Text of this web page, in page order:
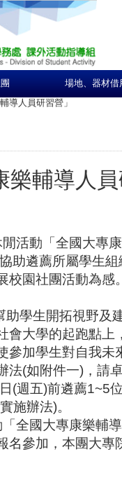
場地、器材借
導人員研習營」
樂輔導人
活動「全國大專
助遴薦所屬學生
校園社團活動為感
學生開拓視野及
會大學的起跑點上
參加學生對自我未
法(如附件一)，請
(週五)前遴薦1~5
施辦法)。
全國大專康樂輔
名參加，本團大專